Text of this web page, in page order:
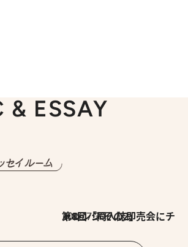
& ESSAY
2026.7.30
第8回「同人誌即売会にチャレンジ その2」